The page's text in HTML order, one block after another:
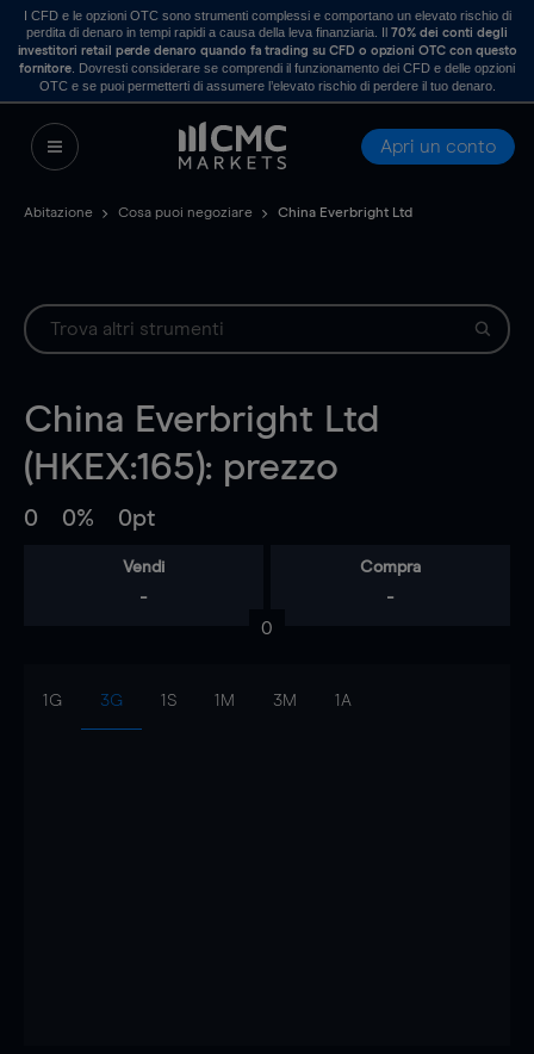
I CFD e le opzioni OTC sono strumenti complessi e comportano un elevato rischio di
perdita di denaro in tempi rapidi a causa della leva finanziaria. Il70% dei conti degli
investitori retail perde denaro quando fa trading su CFD o opzioni OTC con questo
fornitore . Dovresti considerare se comprendi il funzionamento dei CFD e delle opzioni
OTC e se puoi permetterti di assumere l’elevato rischio di perdere il tuo denaro.
Apri un conto
Abitazione Cosa puoi negoziare China Everbright Ltd
China Everbright Ltd
(HKEX:165): prezzo
0 0% 0pt
Vendi
-
Compra
-
0
1G 3G 1S 1M 3M 1A